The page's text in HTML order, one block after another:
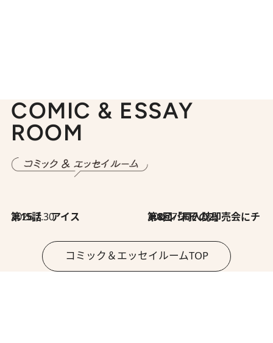
COMIC & ESSAY
ROOM
2026.7.30
第15話 アイス 2026.7.30
第8回「同人誌即売会にチャレンジ その2」
コミック＆エッセイルームTOP